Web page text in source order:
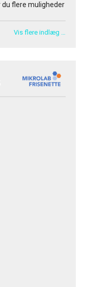
flere muligheder
Vis flere indlæg …